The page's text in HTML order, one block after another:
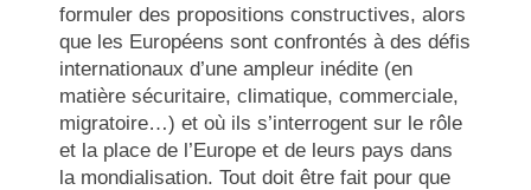
formuler des propositions constructives, alors
que les Européens sont confrontés à des défis
internationaux d’une ampleur inédite (en
matière sécuritaire, climatique, commerciale,
migratoire…) et où ils s’interrogent sur le rôle
et la place de l’Europe et de leurs pays dans
la mondialisation. Tout doit être fait pour que